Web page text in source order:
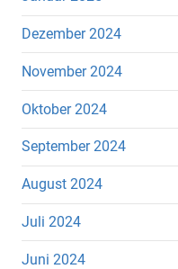
Dezember 2024
November 2024
Oktober 2024
September 2024
August 2024
Juli 2024
Juni 2024